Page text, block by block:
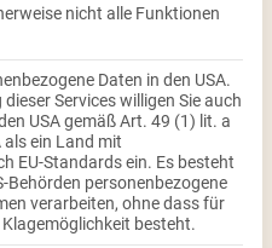
nicht alle Funktionen
Daten in den USA.
Services willigen Sie auch
USA gemäß Art. 49 (1) lit. a
als ein Land mit
EU-Standards ein. Es besteht
Behörden personenbezogene
verarbeiten, ohne dass für
besteht.